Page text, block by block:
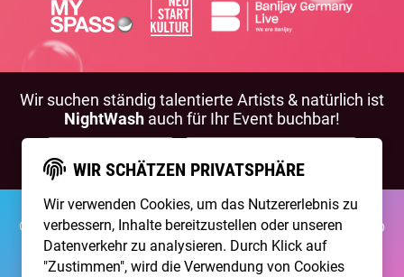
Wir suchen ständig talentierte Artists & natürlich ist
NightWash auch für Ihr Event buchbar!
©2026 Brainpool LiveÜber UnsKontaktMembership
ImpressumDatenschutz
WIR SCHÄTZEN PRIVATSPHÄRE
Wir verwenden Cookies, um das Nutzererlebnis zu
verbessern, Inhalte bereitzustellen oder unseren
Datenverkehr zu analysieren. Durch Klick auf
"Zustimmen", wird die Verwendung von Cookies